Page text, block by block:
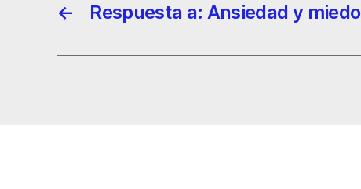
← Respuesta a: Ansiedad y miedo